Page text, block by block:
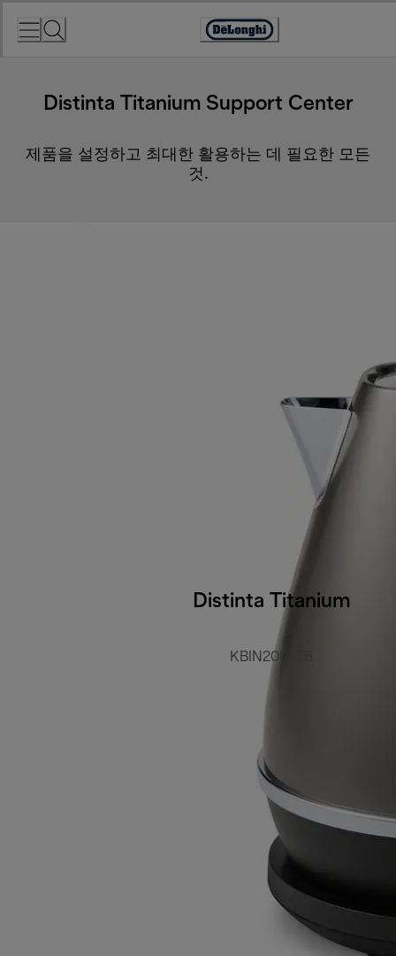
Accessibility
Distinta Titanium Support Center
제품을 설정하고 최대한 활용하는 데 필요한 모든
것.
Distinta Titanium
KBIN2001.TB